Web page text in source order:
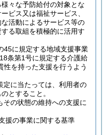
々な予防給付の対象とな
ビス又は福祉サービス、
活動によるサービス等の
る取組を積極的に活用す
45に規定する地域支援事業
条第1号に規定する介護給
性を持った支援を行うよう
定に当たっては、利用者の
とすること。
の状態の維持への支援に
援の事業に関する基準